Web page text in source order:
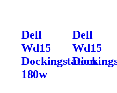
Dell
Wd15
Dockingstation
180w
Dell
Wd15